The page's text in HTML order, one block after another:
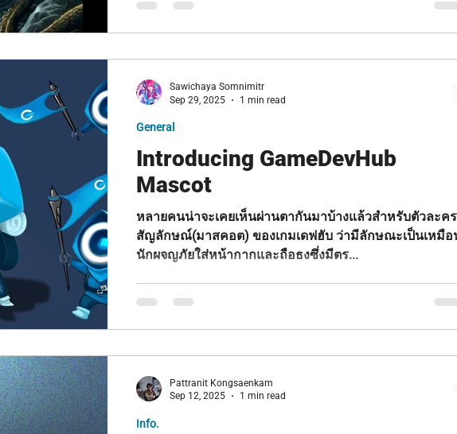
IP-Jam = “เตรียมลึก + สุ่มบางส่วน → ผลงานมีคุณภาพ และ
Introducing GameDevHub
Mascot
หลายคนน่าจะเคยเห็นผ่านตากันมาบ้างแล้วสำหรับตัวละคร
สัญลักษณ์(มาสคอต) ของเกมเดฟฮับ ว่ามีลักษณะเป็นเหมือ
นักผจญภัยใส่หน้ากากและถือธงซึ่งมีตร...
General
Sawichaya Somnimitr
Sep 29, 2025
1 min read
Info.
Pattranit Kongsaenkam
Sep 12, 2025
1 min read